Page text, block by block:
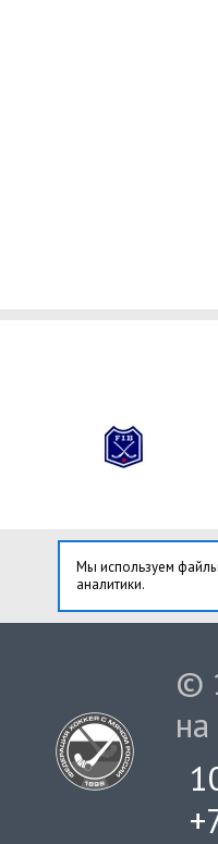
Мы используем
аналитики.
©
на